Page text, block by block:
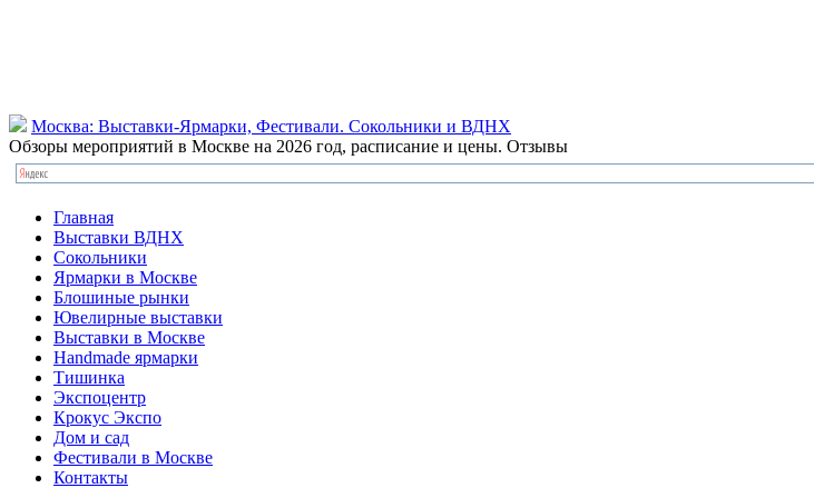
Москва: Выставки-Ярмарки, Фестивали. Сокольники и ВДНХ
Обзоры мероприятий в Москве на 2026 год, расписание и цены. Отзывы
Главная
Выставки ВДНХ
Сокольники
Ярмарки в Москве
Блошиные рынки
Ювелирные выставки
Выставки в Москве
Handmade ярмарки
Тишинка
Экспоцентр
Крокус Экспо
Дом и сад
Фестивали в Москве
Контакты